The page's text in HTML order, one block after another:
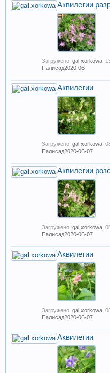
Аквилегии
Загружено: gal.xorkowa
Палисад2020-06
Аквилегии
Загружено: gal.xorkowa
Палисад2020-06-07
Аквилегии
Загружено: gal.xorkowa
Палисад2020-06-07
Аквилегии
Загружено: gal.xorkowa
Палисад2020-06-07
Аквилегии